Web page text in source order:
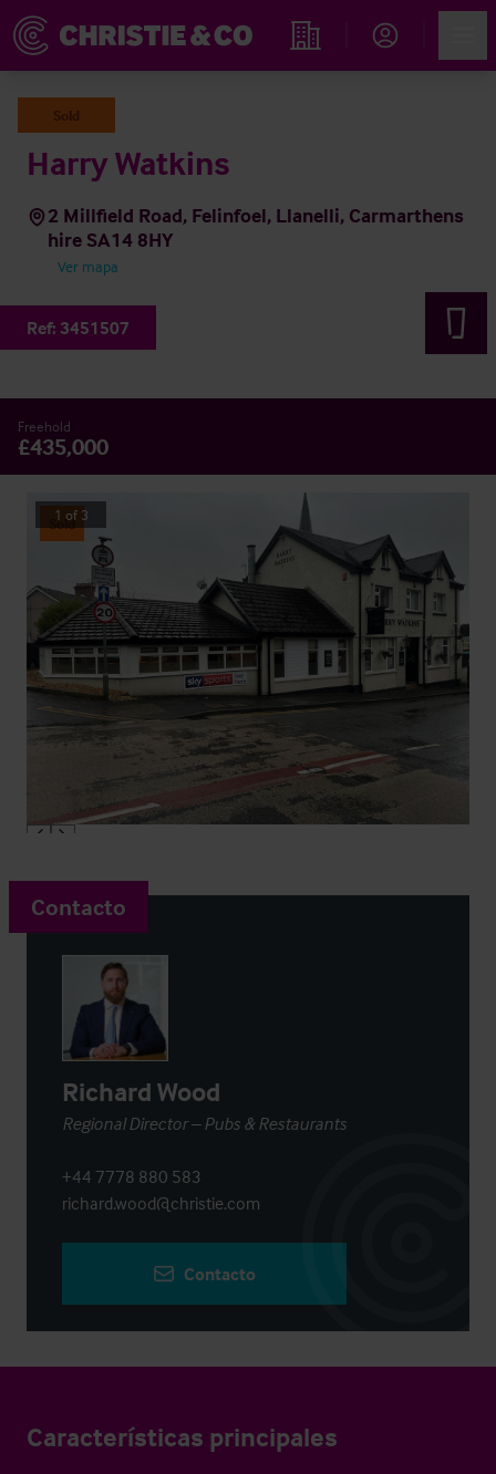
Propiedades
Sold
Harry Watkins
2 Millfield Road, Felinfoel, Llanelli, Carmarthens
hire SA14 8HY
Ver mapa
Ref: 3451507
Freehold
£435,000
Sold
1 of 3
Contacto
Richard Wood
Regional Director – Pubs & Restaurants
+44 7778 880 583
richard.wood@christie.com
Contacto
Características principales